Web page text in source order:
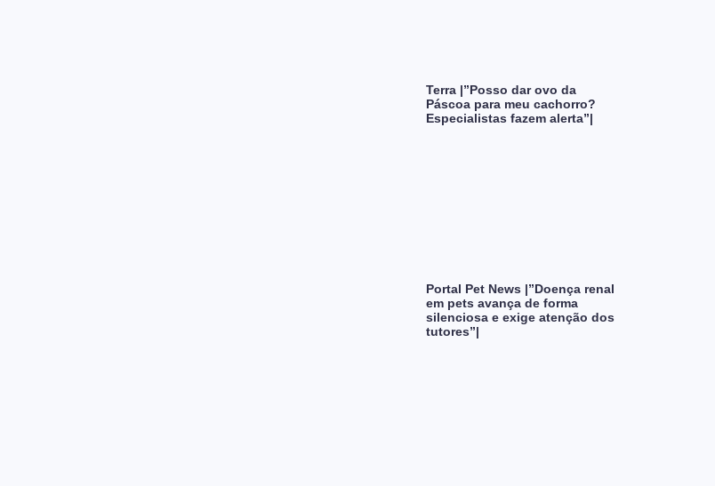
Terra |”Posso dar ovo da
Páscoa para meu cachorro?
Especialistas fazem alerta”|
Portal Pet News |”Doença renal
em pets avança de forma
silenciosa e exige atenção dos
tutores”|